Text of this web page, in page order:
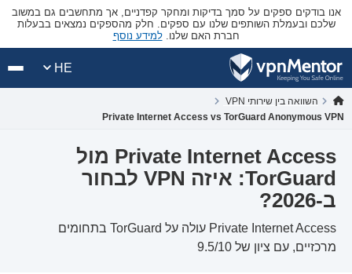
אנו בודקים ספקים על סמך בדיקות ומחקר קפדניים, אך מתחשבים גם במשוב
שלכם ובעמלת השותפים שלנו עם ספקים. חלק מהספקים נמצאים בבעלות
חברת האם שלנו.למידע נוסף
HE
השוואה בין שירותי VPN
Private Internet Access vs TorGuard Anonymous VPN
Private Internet Access מול
TorGuard: איזה VPN לבחור
ב-2026?
Private Internet Access עולה על TorGuard בתחומים
מרכזיים, עם ציון של 9.5/10